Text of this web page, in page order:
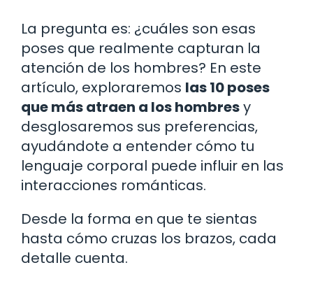
La pregunta es: ¿cuáles son esas
poses que realmente capturan la
atención de los hombres? En este
artículo, exploraremos las 10 poses
que más atraen a los hombresy
desglosaremos sus preferencias,
ayudándote a entender cómo tu
lenguaje corporal puede influir en las
interacciones románticas.
Desde la forma en que te sientas
hasta cómo cruzas los brazos, cada
detalle cuenta.